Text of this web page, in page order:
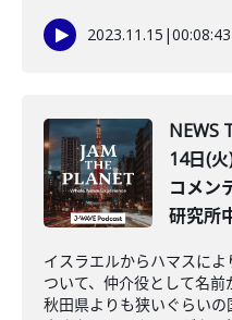
2023.11.15 |00:08:43
NEWS
14日(
コメン
研究所
イスラエルからハマスに
ついて、仲介役として名前
秋田県よりも狭いぐらい